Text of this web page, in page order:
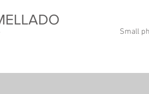
Small